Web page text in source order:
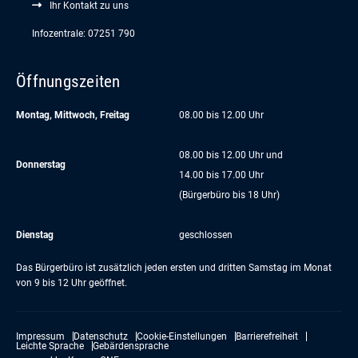
Ihr Kontakt zu uns
Infozentrale: 07251 790
Öffnungszeiten
Montag, Mittwoch, Freitag 08.00 bis 12.00 Uhr
Donnerstag
08.00 bis 12.00 Uhr und
14.00 bis 17.00 Uhr
(Bürgerbüro bis 18 Uhr)
Dienstag geschlossen
Das Bürgerbüro ist zusätzlich jeden ersten und dritten Samstag im Monat
von 9 bis 12 Uhr geöffnet.
Impressum Datenschutz Cookie-Einstellungen
Barrierefreiheit
Leichte Sprache
Gebärdensprache